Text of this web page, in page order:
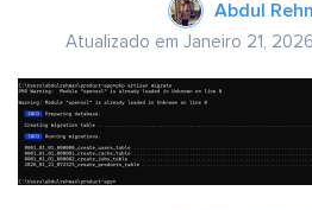
Abdul
Atualizado em Janeiro 21, 2026